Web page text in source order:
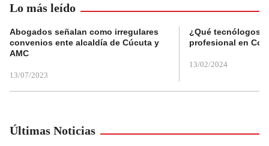
Lo más leído
Abogados señalan como irregulares
convenios ente alcaldía de Cúcuta y
AMC
13/07/2023
¿Qué tecnólogos
profesional en
13/02/2024
Últimas Noticias